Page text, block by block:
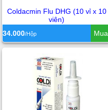
Coldacmin Flu DHG (10 vỉ x 10
viên)
34.000/Hộp Mua